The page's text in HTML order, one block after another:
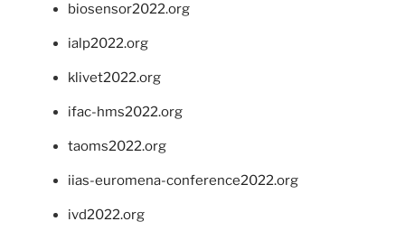
biosensor2022.org
ialp2022.org
klivet2022.org
ifac-hms2022.org
taoms2022.org
iias-euromena-conference2022.org
ivd2022.org